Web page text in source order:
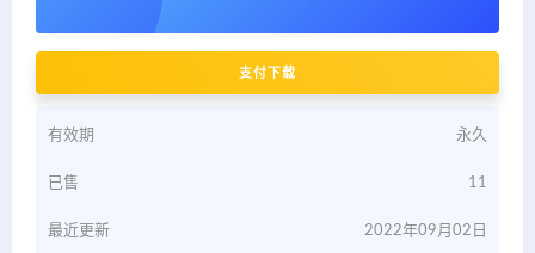
支付下载
有效期 永久
已售 11
最近更新 2022年09月02日